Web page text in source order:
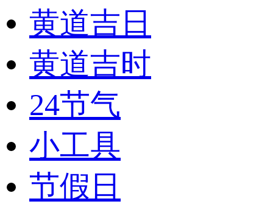
黄道吉日
黄道吉时
24节气
小工具
节假日